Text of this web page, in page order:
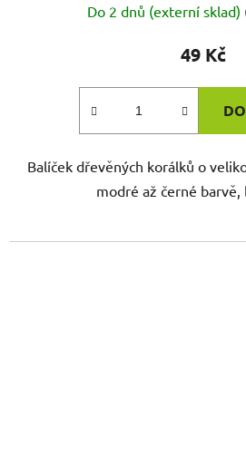
Do 2 dnů (externí sklad)
49 Kč
Balíček dřevěných korálků o
modré až černé barvě,